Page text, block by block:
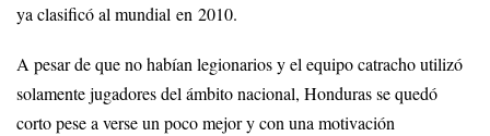
ya clasificó al mundial en 2010.
A pesar de que no habían legionarios y el equipo catracho utilizó
solamente jugadores del ámbito nacional, Honduras se quedó
corto pese a verse un poco mejor y con una motivación